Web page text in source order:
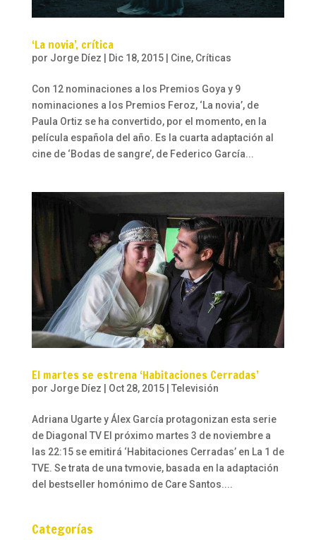
‘La novia’, crítica
por Jorge Díez | Dic 18, 2015| Cine, Críticas
Con 12 nominaciones a los Premios Goya y 9
nominaciones a los Premios Feroz, ‘La novia’, de
Paula Ortiz se ha convertido, por el momento, en la
película española del año. Es la cuarta adaptación al
cine de ‘Bodas de sangre’, de Federico García...
El martes se estrena ‘Habitaciones Cerradas’
por Jorge Díez Oct 28, 2015| Televisión
Adriana Ugarte y Álex García protagonizan esta serie
de Diagonal TV El próximo martes 3 de noviembre a
las 22:15 se emitirá ‘Habitaciones Cerradas’ en La 1 de
TVE. Se trata de una tvmovie, basada en la adaptación
del bestseller homónimo de Care Santos....
Categorías